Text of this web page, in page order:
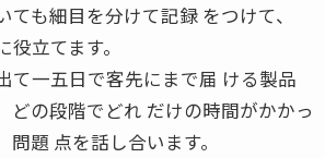
ても細目を分けて記録 をつけて、
立てます。
て一五日で客先にまで届 ける製品
どの段階でどれ だけの時間がかかっ
題 点を話し合います。